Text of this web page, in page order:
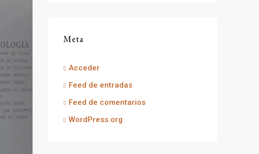
Meta
Acceder
Feed de entradas
Feed de comentarios
WordPress.org